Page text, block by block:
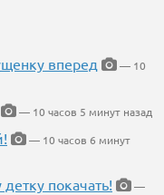
вперед
— 10
— 10 часов 5 минут назад
— 10 часов 6 минут
покачать!
—